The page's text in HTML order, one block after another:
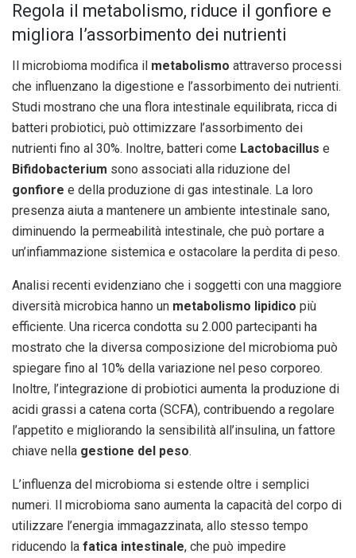
Regola il metabolismo, riduce il gonfiore e
migliora l’assorbimento dei nutrienti
Il microbioma modifica il metabolismo attraverso processi
che influenzano la digestione e l’assorbimento dei nutrienti.
Studi mostrano che una flora intestinale equilibrata, ricca di
batteri probiotici, può ottimizzare l’assorbimento dei
nutrienti fino al 30%. Inoltre, batteri come Lactobacillus e
Bifidobacterium sono associati alla riduzione del
gonfiore e della produzione di gas intestinale. La loro
presenza aiuta a mantenere un ambiente intestinale sano,
diminuendo la permeabilità intestinale, che può portare a
un’infiammazione sistemica e ostacolare la perdita di peso.
Analisi recenti evidenziano che i soggetti con una maggiore
diversità microbica hanno un metabolismo lipidico più
efficiente. Una ricerca condotta su 2.000 partecipanti ha
mostrato che la diversa composizione del microbioma può
spiegare fino al 10% della variazione nel peso corporeo.
Inoltre, l’integrazione di probiotici aumenta la produzione di
acidi grassi a catena corta (SCFA), contribuendo a regolare
l’appetito e migliorando la sensibilità all’insulina, un fattore
chiave nella gestione del peso.
L’influenza del microbioma si estende oltre i semplici
numeri. Il microbioma sano aumenta la capacità del corpo di
utilizzare l’energia immagazzinata, allo stesso tempo
riducendo la fatica intestinale, che può impedire